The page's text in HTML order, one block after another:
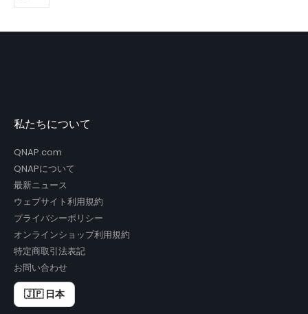
私たちについて
QNAP.com
QNAPについて
最新ニュース
ウェブサイト利用規約
プライバシーポリシー
オンラインショップ利用規約
特定商取引法表記
お問い合わせ
🇯🇵 日本